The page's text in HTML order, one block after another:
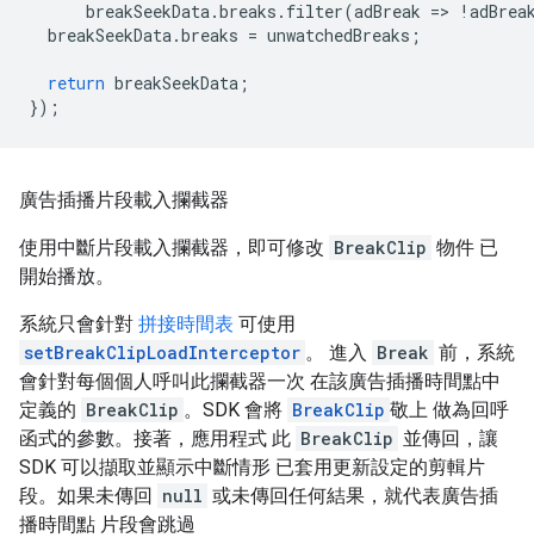
breakSeekData.breaks . filter(adBreak => !
breakSeekData.breaks = unwatchedBreaks ;
return breakSeekData ;
});
廣告插播片段載入攔截器
使用中斷片段載入攔截器，即可修改 BreakClip 物件 已
開始播放。
系統只會針對 拼接時間表 可使用
setBreakClipLoadInterceptor 。 進入 Break 前，系統
會針對每個個人呼叫此攔截器一次 在該廣告插播時間點中
定義的 BreakClip 。SDK 會將 BreakClip 敬上 做為回呼
函式的參數。接著，應用程式 此 BreakClip 並傳回，讓
SDK 可以擷取並顯示中斷情形 已套用更新設定的剪輯片
段。如果未傳回 null 或未傳回任何結果，就代表廣告插
播時間點 片段會跳過